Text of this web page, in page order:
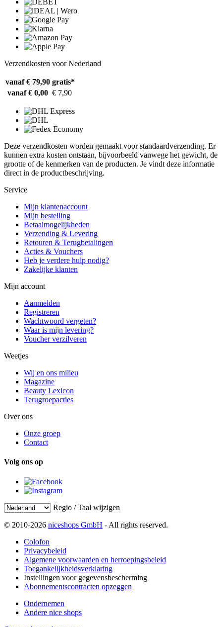
Verzendkosten voor Nederland
vanaf € 79,90 gratis*
vanaf € 0,00 € 7,90
Deze verzendkosten worden gemaakt voor standaardverzending. Er
kunnen extra kosten ontstaan, bijvoorbeeld vanwege het gewicht, de
grootte of de kenmerken van de producten. Je vindt deze informatie
direct in de productbeschrijving.
Service
Mijn klantenaccount
Mijn bestelling
Betaalmogelijkheden
Verzending & Levering
Retouren & Terugbetalingen
Acties & Vouchers
Heb je verdere hulp nodig?
Zakelijke klanten
Mijn account
Aanmelden
Registreren
Wachtwoord vergeten?
Waar is mijn levering?
Voucher verzilveren
Weetjes
Wij en ons milieu
Magazine
Beauty Lexicon
Terugroepacties
Over ons
Onze groep
Contact
Volg ons op
Regio / Taal wijzigen
© 2010-2026 niceshops GmbH - All rights reserved.
Colofon
Privacybeleid
Algemene voorwaarden en herroepingsbeleid
Toegankelijkheidsverklaring
Instellingen voor gegevensbescherming
Abonnementscontracten opzeggen
Ondernemen
Andere nice shops